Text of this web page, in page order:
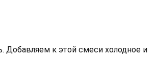
Добавляем к этой смеси холодное и